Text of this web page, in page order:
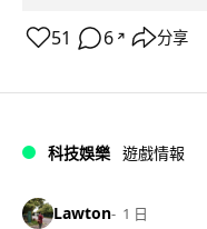
51 6 ↗ 分享
科技娛樂 遊戲情報
Lawton 1 日